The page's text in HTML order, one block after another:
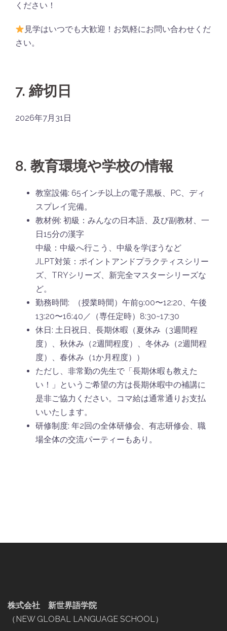
ください！
見学はいつでも大歓迎！お気軽にお問い合わせくだ
さい。
7. 締切日
2026年7月31日
8. 教育環境や学校の情報
教室設備: 65インチ以上の電子黒板、PC、ディ
スプレイ完備。
教材例: 初級：みんなの日本語、及び副教材、一
日15分の漢字
中級：中級へ行こう、中級を学ぼうなど
JLPT対策：ポイントアンドプラクティスシリー
ズ、TRYシリーズ、新完全マスターシリーズな
ど。
勤務時間: （授業時間）午前9:00〜12:20、午後
13:20〜16:40／（専任定時）8:30~17:30
休日: 土日祝日、長期休暇（夏休み（3週間程
度）、秋休み（2週間程度）、冬休み（2週間程
度）、春休み（1か月程度））
ただし、非常勤の先生で「長期休暇も教えた
い！」というご希望の方は長期休暇中の補講に
是非ご協力ください。コマ給は通常通りお支払
いいたします。
研修制度: 年2回の全体研修会、有志研修会、職
場全体の交流パーティーもあり。
株式会社 新世界語学院
（NEW GLOBAL LANGUAGE SCHOOL）